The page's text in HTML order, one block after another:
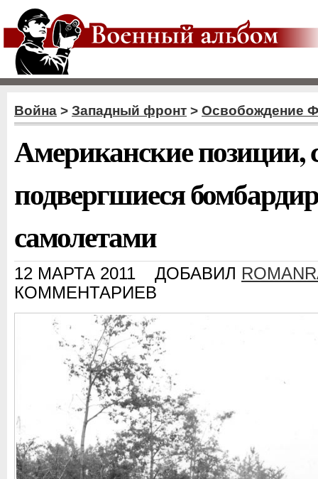
Война > Западный фронт > Освобождение
Американские позиции,
подвергшиеся
самолетами
12 МАРТА 2011 ДОБАВИЛ
КОММЕНТАРИЕВ